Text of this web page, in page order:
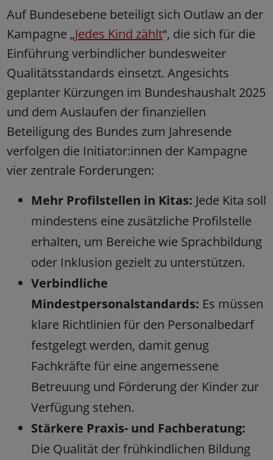
Auf Bundesebene beteiligt sich Outlaw an der
Kampagne „Jedes Kind zählt“, die sich für die
Einführung verbindlicher bundesweiter
Qualitätsstandards einsetzt. Angesichts
geplanter Kürzungen im Bundeshaushalt 2025
und dem Auslaufen der finanziellen
Beteiligung des Bundes zum Jahresende
verfolgen die Initiator:innen der Kampagne
vier zentrale Forderungen:
Mehr Profilstellen in Kitas: Jede Kita soll
mindestens eine zusätzliche Profilstelle
erhalten, um Bereiche wie Sprachbildung
oder Inklusion gezielt zu unterstützen.
Verbindliche
Mindestpersonalstandards: Es müssen
klare Richtlinien für den Personalbedarf
festgelegt werden, damit genug
Fachkräfte für eine angemessene
Betreuung und Förderung der Kinder zur
Verfügung stehen.
Stärkere Praxis- und Fachberatung:
Die Qualität der frühkindlichen Bildung